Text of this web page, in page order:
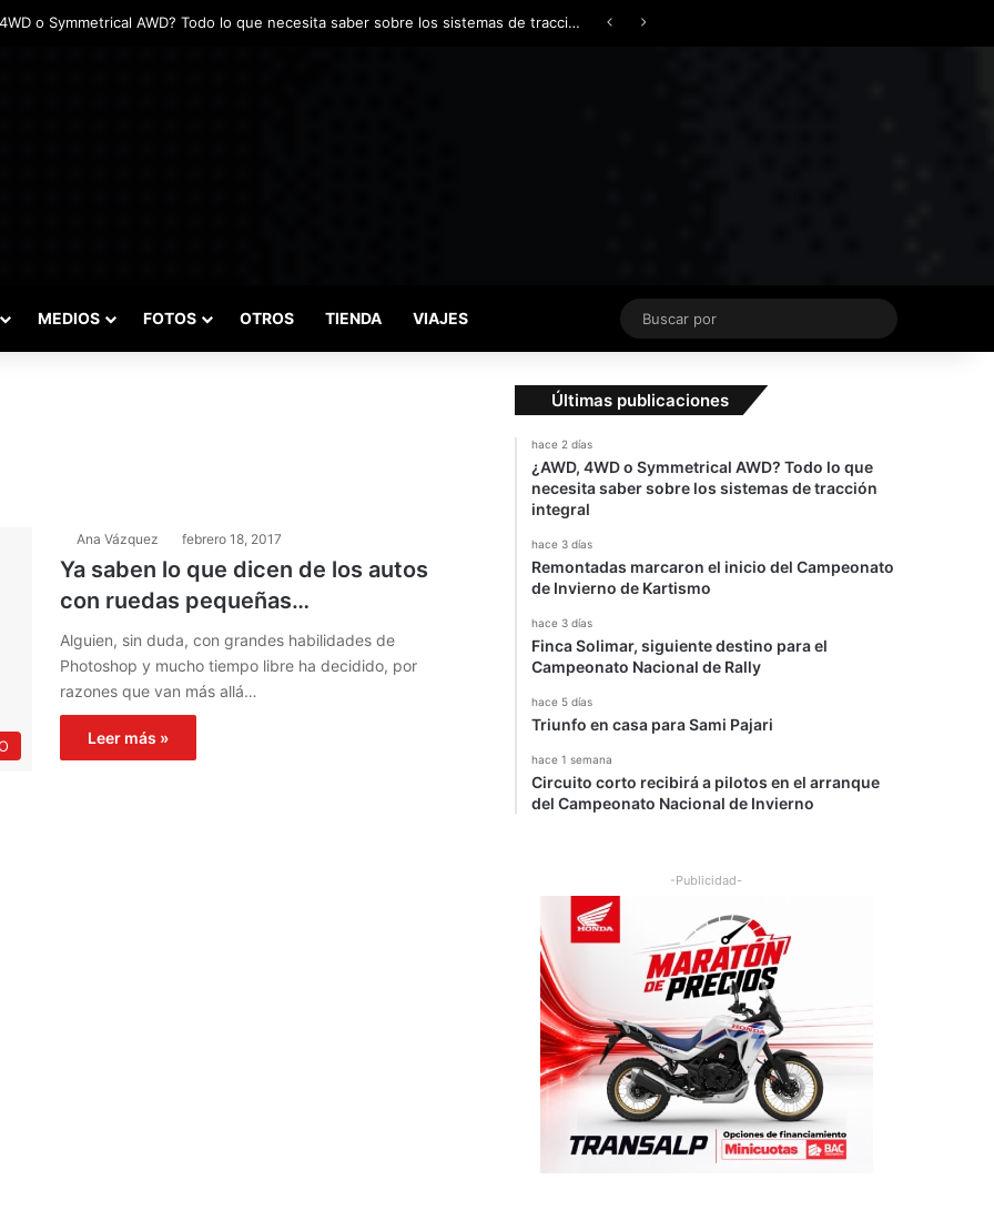
¿AWD, 4WD o Symmetrical AWD? Todo lo que necesita saber sobre los sistemas de tracción integral
MEDIOS FOTOS OTROS TIENDA VIAJES
Buscar
por
Ana Vázquez febrero 18, 2017
Ya saben lo que dicen de los autos
con ruedas pequeñas…
Alguien, sin duda, con grandes habilidades de
Photoshop y mucho tiempo libre ha decidido, por
razones que van más allá…
Leer más »
Últimas publicaciones
hace 2 días
¿AWD, 4WD o Symmetrical AWD? Todo lo que
necesita saber sobre los sistemas de tracción
integral
hace 3 días
Remontadas marcaron el inicio del Campeonato
de Invierno de Kartismo
hace 3 días
Finca Solimar, siguiente destino para el
Campeonato Nacional de Rally
hace 5 días
Triunfo en casa para Sami Pajari
hace 1 semana
Circuito corto recibirá a pilotos en el arranque
del Campeonato Nacional de Invierno
-Publicidad-